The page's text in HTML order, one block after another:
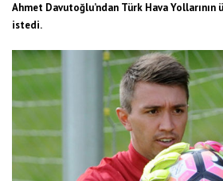
Ahmet Davutoğlu’ndan Türk Hava Yollarının
istedi.